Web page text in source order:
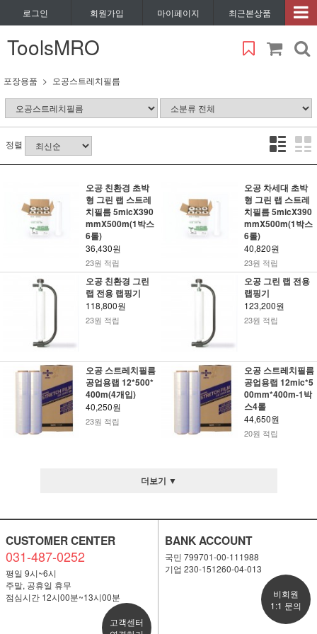
로그인 회원가입 마이페이지 최근본상품
ToolsMRO
포장용품 오공스트레치필름
정렬
오공 친환경 초박
형 그린 랩 스트레
치필름 5micX390
mmX500m(1박스
6롤)
36,430원
23원 적립
오공 차세대 초박
형 그린 랩 스트레
치필름 5micX390
mmX500m(1박스
6롤)
40,820원
23원 적립
오공 친환경 그린
랩 전용 랩핑기
118,800원
23원 적립
오공 그린 랩 전용
랩핑기
123,200원
23원 적립
오공 스트레치필름
공업용랩 12*500*
400m(4개입)
40,250원
23원 적립
오공 스트레치필름
공업용랩 12mic*5
00mm*400m-1박
스4롤
44,650원
20원 적립
더보기 ▼
CUSTOMER CENTER
031-487-0252
평일 9시~6시
주말, 공휴일 휴무
점심시간 12시00분~13시00분
고객센터
BANK ACCOUNT
국민 799701-00-111988
기업 230-151260-04-013
비회원
1:1 문의